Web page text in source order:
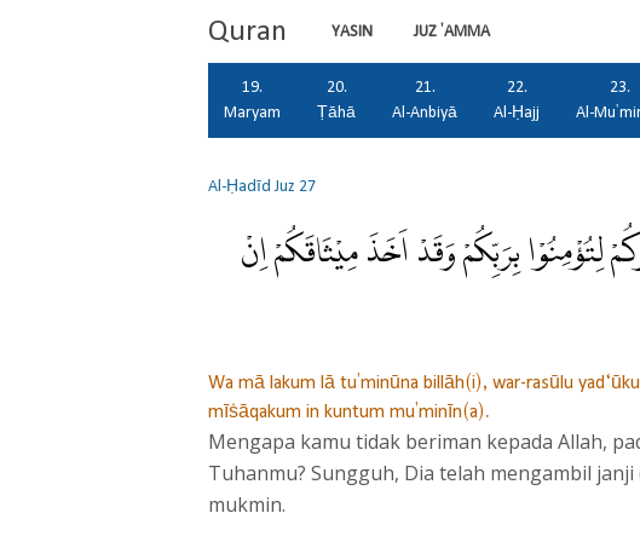
Quran YASIN
JUZ 'AMMA
19.
Maryam
20.
Ṭāhā
21.
Al-Anbiyā
22.
Al-Ḥajj
23.
Al-
Al-ḤadīdJuz 27
لِتُؤْمِنُوْا بِرَبِّكُمْ وَقَدْ اَخَذَ مِيْثَاقَكُمْ اِنْ
Wa mā lakum lā tu'minūna billāh(i), war-rasūlu
mīṡāqakum in kuntum mu'minīn(a).
Mengapa kamu tidak beriman kepada Allah,
Tuhanmu? Sungguh, Dia telah mengambil
mukmin.